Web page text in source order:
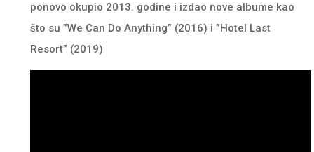
ponovo okupio 2013. godine i izdao nove albume kao
što su ”We Can Do Anything” (2016) i ”Hotel Last
Resort” (2019)